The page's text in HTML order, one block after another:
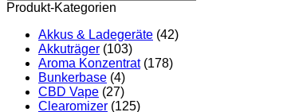
Produkt-Kategorien
Akkus & Ladegeräte (42)
Akkuträger (103)
Aroma Konzentrat (178)
Bunkerbase (4)
CBD Vape (27)
Clearomizer (125)